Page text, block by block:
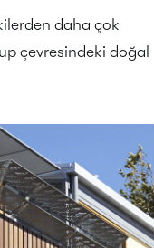
daha çok
çevresindeki doğal